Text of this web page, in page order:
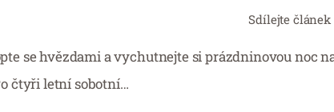
Sdílejte článek
se hvězdami a vychutnejte si prázdninovou noc
čtyři letní sobotní…